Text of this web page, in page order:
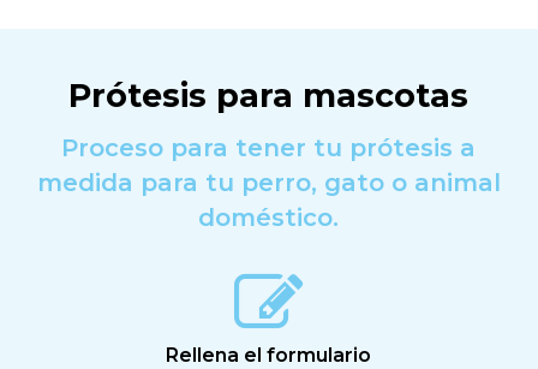
Prótesis para mascotas
Proceso para tener tu prótesis a
medida para tu perro, gato o animal
doméstico.
Rellena el formulario